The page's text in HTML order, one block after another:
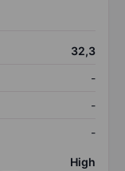
32,3
-
-
-
High